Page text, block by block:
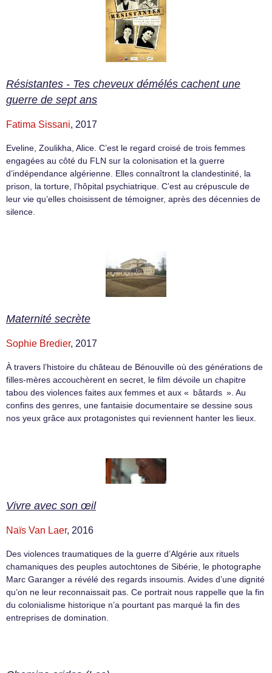
Résistantes - Tes cheveux démélés cachent une
guerre de sept ans
Fatima Sissani, 2017
Eveline, Zoulikha, Alice. C’est le regard croisé de trois femmes
engagées au côté du FLN sur la colonisation et la guerre
d’indépendance algérienne. Elles connaîtront la clandestinité, la
prison, la torture, l’hôpital psychiatrique. C’est au crépuscule de
leur vie qu’elles choisissent de témoigner, après des décennies de
silence.
Maternité secrète
Sophie Bredier, 2017
À travers l’histoire du château de Bénouville où des générations de
filles-mères accouchèrent en secret, le film dévoile un chapitre
tabou des violences faites aux femmes et aux « bâtards ». Au
confins des genres, une fantaisie documentaire se dessine sous
nos yeux grâce aux protagonistes qui reviennent hanter les lieux.
Vivre avec son œil
Naïs Van Laer, 2016
Des violences traumatiques de la guerre d’Algérie aux rituels
chamaniques des peuples autochtones de Sibérie, le photographe
Marc Garanger a révélé des regards insoumis. Avides d’une dignité
qu’on ne leur reconnaissait pas. Ce portrait nous rappelle que la fin
du colonialisme historique n’a pourtant pas marqué la fin des
entreprises de domination.